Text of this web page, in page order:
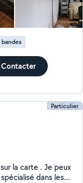
bandes
Contacter
Particulier
la carte . Je peux
dans les